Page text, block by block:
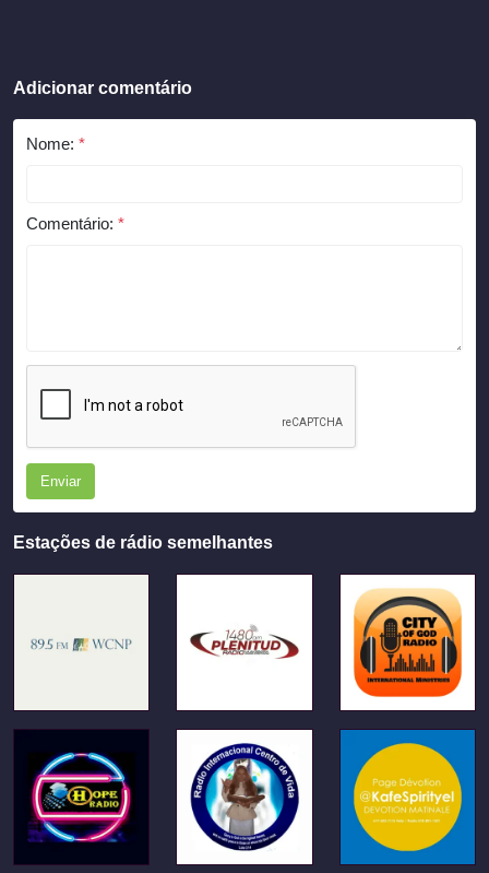
Adicionar comentário
Nome: *
Comentário: *
Enviar
Estações de rádio semelhantes